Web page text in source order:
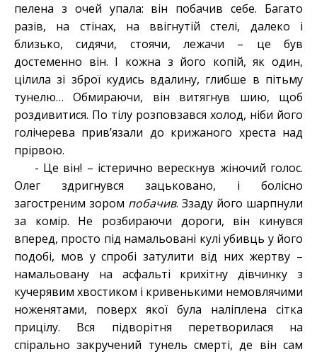
пелена з очей упала: він побачив себе. Багато
разів, на стінах, на ввігнутій стелі, далеко і
близько, сидячи, стоячи, лежачи – це був
достеменно він. І кожна з його копій, як один,
цілила зі зброї кудись вдалину, глибше в пітьму
тунелю… Обмираючи, він витягнув шию, щоб
роздивитися. По тілу розповзався холод, ніби його
голічерева прив’язали до крижаного хреста над
прірвою.
- Це він! – істерично верескнув жіночий голос.
Олег здригнувся зацьковано, і болісно
загостреним зором побачив. Ззаду його шарпнули
за комір. Не розбираючи дороги, він кинувся
вперед, просто під намальовані кулі убивць у його
подобі, мов у спробі затулити від них жертву –
намальовану на асфальті крихітну дівчинку з
кучерявим хвостиком і кривенькими немовлячими
ноженятами, поверх якої була наліплена сітка
прицілу. Вся підворітня перетворилася на
спірально закручений тунель смерті, де він сам